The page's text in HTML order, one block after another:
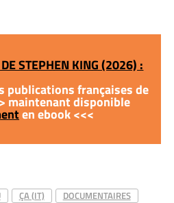
STEPHEN KING (2026) :
publications françaises de
maintenant disponible
en ebook <<<
ÇA (IT)
DOCUMENTAIRES